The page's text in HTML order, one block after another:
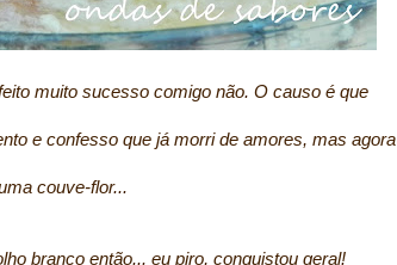
muito sucesso comigo não. O causo é que
e confesso que já morri de amores, mas agora
couve-flor...
branco então... eu piro, conquistou geral!